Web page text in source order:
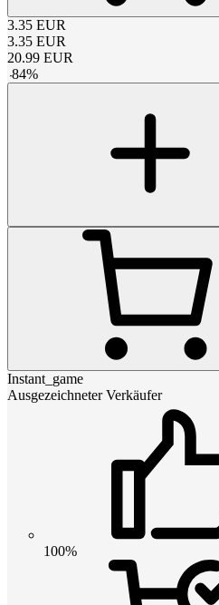
3.35 EUR
3.35 EUR
20.99 EUR
-84%
Instant_game
Ausgezeichneter Verkäufer
100%